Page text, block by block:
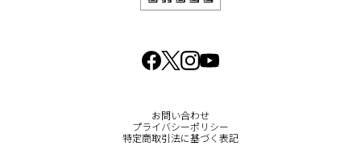
お問い合わせ
プライバシーポリシー
特定商取引法に基づく表記